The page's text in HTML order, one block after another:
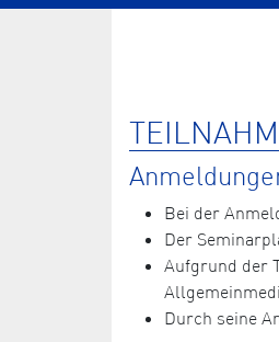
Bei der
Der
Aufgrund der
Durch seine